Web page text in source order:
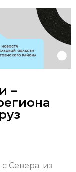
–
Севера: из